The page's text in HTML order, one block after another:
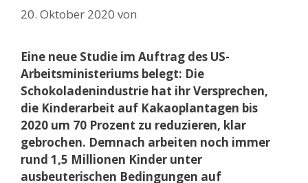
20. Oktober 2020 von
Eine neue Studie im Auftrag des US-
Arbeitsministeriums belegt: Die
Schokoladenindustrie hat ihr Versprechen,
die Kinderarbeit auf Kakaoplantagen bis
2020 um 70 Prozent zu reduzieren, klar
gebrochen. Demnach arbeiten noch immer
rund 1,5 Millionen Kinder unter
ausbeuterischen Bedingungen auf